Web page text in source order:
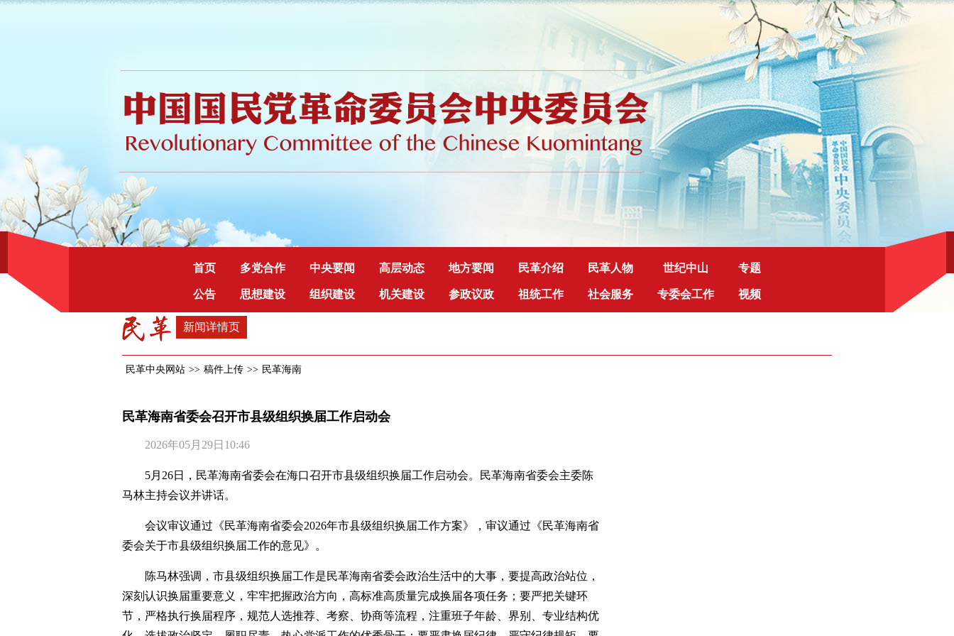
首页 多党合作 中央要闻 高层动态 地方要闻 民革介绍 民革人物 世纪中山 专题
公告 思想建设 组织建设 机关建设 参政议政 祖统工作 社会服务 专委会工作 视频
新闻详情页
民革中央网站 >> 稿件上传 >> 民革海南
民革海南省委会召开市县级组织换届工作启动会
2026年05月29日10:46
5月26日，民革海南省委会在海口召开市县级组织换届工作启动会。民革海南省委会主委陈
马林主持会议并讲话。
会议审议通过《民革海南省委会2026年市县级组织换届工作方案》，审议通过《民革海南省
委会关于市县级组织换届工作的意见》。
陈马林强调，市县级组织换届工作是民革海南省委会政治生活中的大事，要提高政治站位，
深刻认识换届重要意义，牢牢把握政治方向，高标准高质量完成换届各项任务；要严把关键环
节，严格执行换届程序，规范人选推荐、考察、协商等流程，注重班子年龄、界别、专业结构优